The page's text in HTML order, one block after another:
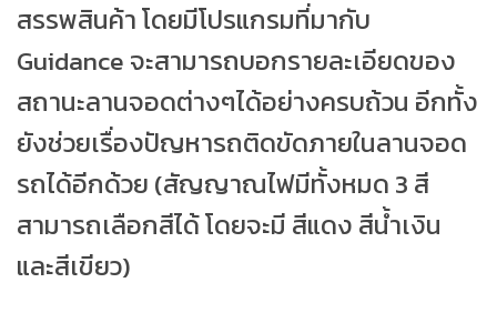
สรรพสินค้า โดยมีโปรแกรมที่มากับ
Guidance จะสามารถบอกรายละเอียดของ
สถานะลานจอดต่างๆได้อย่างครบถ้วน อีกทั้ง
ยังช่วยเรื่องปัญหารถติดขัดภายในลานจอด
รถได้อีกด้วย (สัญญาณไฟมีทั้งหมด 3 สี
สามารถเลือกสีได้ โดยจะมี สีแดง สีน้ำเงิน
และสีเขียว)